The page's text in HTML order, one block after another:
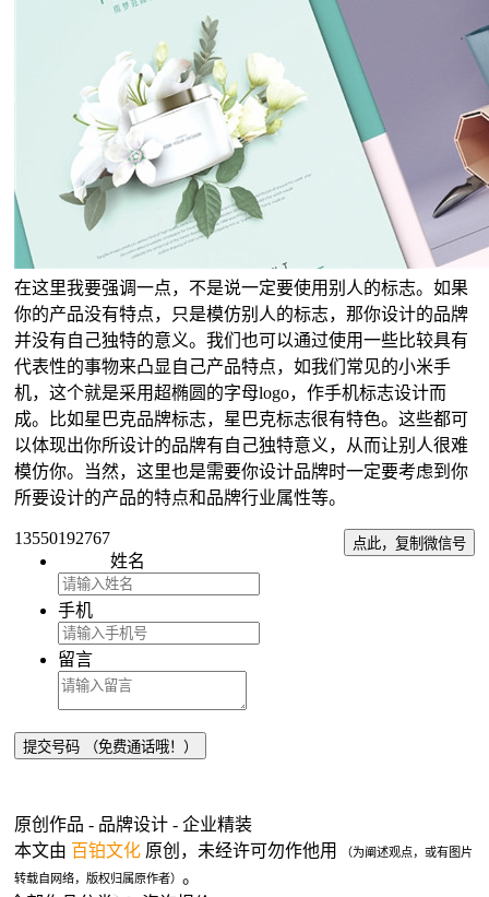
在这里我要强调一点，不是说一定要使用别人的标志。如果
你的产品没有特点，只是模仿别人的标志，那你设计的品牌
并没有自己独特的意义。我们也可以通过使用一些比较具有
代表性的事物来凸显自己产品特点，如我们常见的小米手
机，这个就是采用超椭圆的字母logo，作手机标志设计而
成。比如星巴克品牌标志，星巴克标志很有特色。这些都可
以体现出你所设计的品牌有自己独特意义，从而让别人很难
模仿你。当然，这里也是需要你设计品牌时一定要考虑到你
所要设计的产品的特点和品牌行业属性等。
13550192767 点此，复制微信号
姓名
手机
留言
原创作品 - 品牌设计 - 企业精装
本文由 百铂文化 原创，未经许可勿作他用
（为阐述观点，或有图片
转载自网络，版权归属原作者） 。